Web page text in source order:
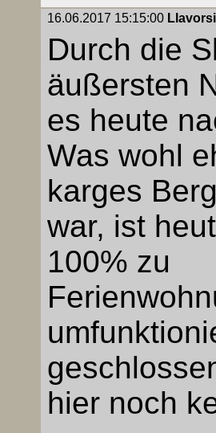
16.06.2017 15:15:00 Llavorsi
Durch die
äußersten
es heute
Was wohl
karges
war, ist
100% zu
hier noch